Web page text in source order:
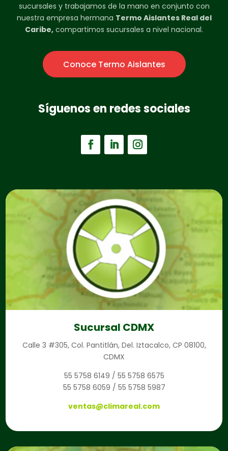
sucursales y trabajamos de la mano en conjunto con
nuestra empresa hermana Termo Aislantes Real del
Caribe, compartimos sucursales a nivel nacional.
Conoce Termo Aislantes
Síguenos en redes sociales
Sucursal CDMX
Calle 3 #305, Col. Pantitlán, Del. Iztacalco, CP 08100,
CDMX
55 5758 6149 / 55 5758 6575
55 5758 6059 / 55 5758 5987
ventas@climareal.com